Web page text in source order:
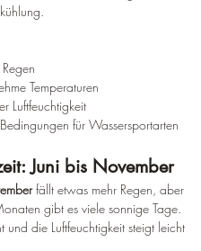
Temperaturen
Luftfeuchtigkeit
für Wassersportarten
Juni bis November
fällt etwas mehr Regen, aber
gibt es viele sonnige Tage.
und die Luftfeuchtigkeit steigt leicht